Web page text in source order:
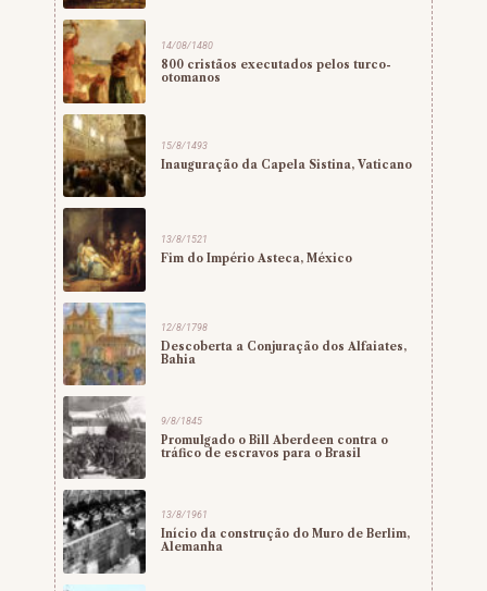
14/08/1480
800 cristãos executados pelos turco-
otomanos
15/8/1493
Inauguração da Capela Sistina, Vaticano
13/8/1521
Fim do Império Asteca, México
12/8/1798
Descoberta a Conjuração dos Alfaiates,
Bahia
9/8/1845
Promulgado o Bill Aberdeen contra o
tráfico de escravos para o Brasil
13/8/1961
Início da construção do Muro de Berlim,
Alemanha